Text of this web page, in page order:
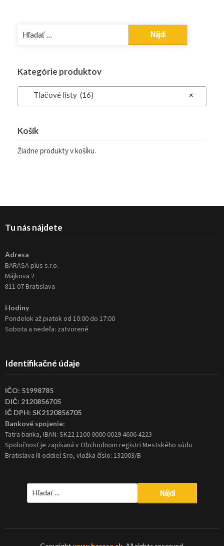
Kategórie produktov
×
Tlačové listy (16)
Košík
Žiadne produkty v košíku.
Tu nás nájdete
Adresa
BARASA plus s.r.o.
Májkova 2
811 07 Bratislava
Hodiny
Pondelok až piatok od 10:00 do 17:00
Sobota a nedeľa: zatvorené
Identifikačné údaje
IČO: 51998785
DIČ: 2120856705
IČ DPH: SK2120856705
Bankové spojenie:
Tatra banka, IBAN: SK22 1100 0000 0029 4606 4223
Spoločnosť je zapísaná v Obchodnom registri Mestského súdu
Bratislava III oddiel Sro, vložka číslo: 132003/B